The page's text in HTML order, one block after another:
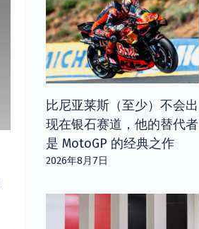
比尼亚莱斯（至少）不会出
现在银石赛道，他的替代者
是 MotoGP 的经典之作
2026年8月7日